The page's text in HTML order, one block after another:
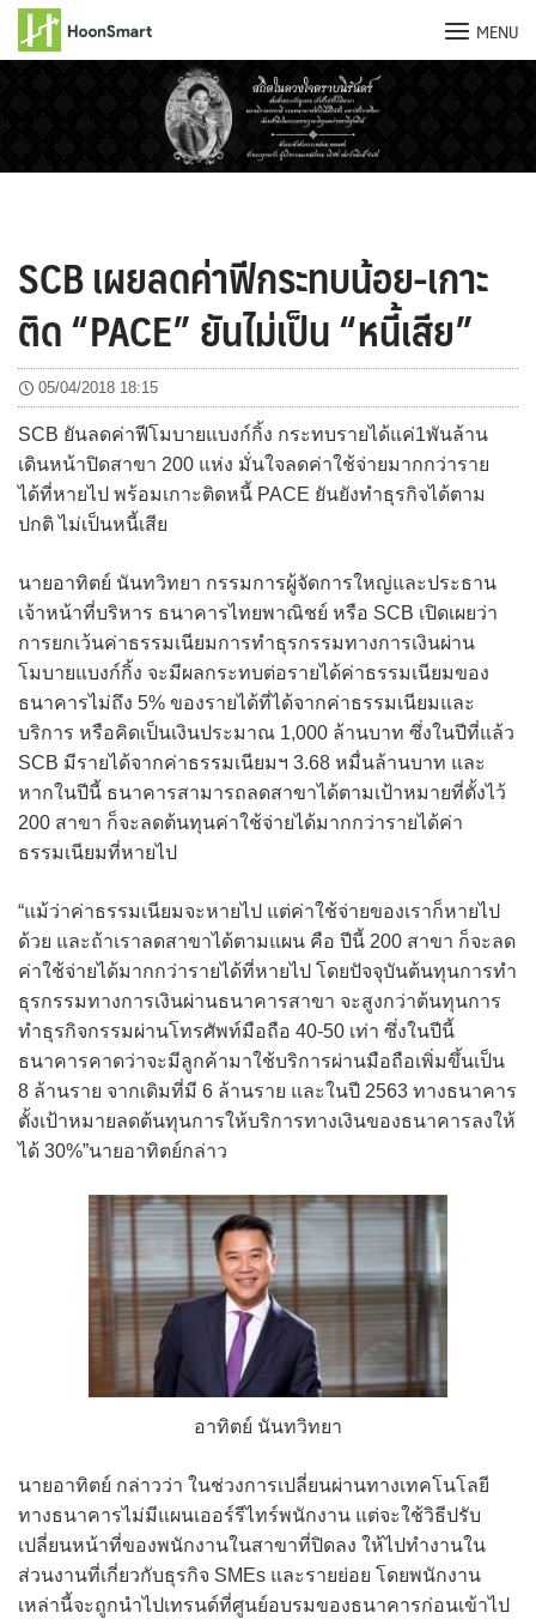
MENU
SCB เผยลดค่าฟีกระทบน้อย-เกาะ
ติด “PACE” ยันไม่เป็น “หนี้เสีย”
05/04/2018 18:15
SCB ยันลดค่าฟีโมบายแบงก์กิ้ง กระทบรายได้แค่1พันล้าน
เดินหน้าปิดสาขา 200 แห่ง มั่นใจลดค่าใช้จ่ายมากกว่าราย
ได้ที่หายไป พร้อมเกาะติดหนี้ PACE ยันยังทำธุรกิจได้ตาม
ปกติ ไม่เป็นหนี้เสีย
นายอาทิตย์ นันทวิทยา กรรมการผู้จัดการใหญ่และประธาน
เจ้าหน้าที่บริหาร ธนาคารไทยพาณิชย์ หรือ SCB เปิดเผยว่า
การยกเว้นค่าธรรมเนียมการทำธุรกรรมทางการเงินผ่าน
โมบายแบงก์กิ้ง จะมีผลกระทบต่อรายได้ค่าธรรมเนียมของ
ธนาคารไม่ถึง 5% ของรายได้ที่ได้จากค่าธรรมเนียมและ
บริการ หรือคิดเป็นเงินประมาณ 1,000 ล้านบาท ซึ่งในปีที่แล้ว
SCB มีรายได้จากค่าธรรมเนียมฯ 3.68 หมื่นล้านบาท และ
หากในปีนี้ ธนาคารสามารถลดสาขาได้ตามเป้าหมายที่ตั้งไว้
200 สาขา ก็จะลดต้นทุนค่าใช้จ่ายได้มากกว่ารายได้ค่า
ธรรมเนียมที่หายไป
“แม้ว่าค่าธรรมเนียมจะหายไป แต่ค่าใช้จ่ายของเราก็หายไป
ด้วย และถ้าเราลดสาขาได้ตามแผน คือ ปีนี้ 200 สาขา ก็จะลด
ค่าใช้จ่ายได้มากกว่ารายได้ที่หายไป โดยปัจจุบันต้นทุนการทำ
ธุรกรรมทางการเงินผ่านธนาคารสาขา จะสูงกว่าต้นทุนการ
ทำธุรกิจกรรมผ่านโทรศัพท์มือถือ 40-50 เท่า ซึ่งในปีนี้
ธนาคารคาดว่าจะมีลูกค้ามาใช้บริการผ่านมือถือเพิ่มขึ้นเป็น
8 ล้านราย จากเดิมที่มี 6 ล้านราย และในปี 2563 ทางธนาคาร
ตั้งเป้าหมายลดต้นทุนการให้บริการทางเงินของธนาคารลงให้
ได้ 30%”นายอาทิตย์กล่าว
อาทิตย์ นันทวิทยา
นายอาทิตย์ กล่าวว่า ในช่วงการเปลี่ยนผ่านทางเทคโนโลยี
ทางธนาคารไม่มีแผนเออร์รีไทร์พนักงาน แต่จะใช้วิธีปรับ
เปลี่ยนหน้าที่ของพนักงานในสาขาที่ปิดลง ให้ไปทำงานใน
ส่วนงานที่เกี่ยวกับธุรกิจ SMEs และรายย่อย โดยพนักงาน
เหล่านี้จะถูกนำไปเทรนด์ที่ศูนย์อบรมของธนาคารก่อนเข้าไป